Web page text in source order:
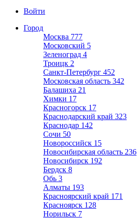
Войти
Город
Москва 777
Московский 5
Зеленоград 4
Троицк 2
Санкт-Петербург 452
Московская область 342
Балашиха 21
Химки 17
Красногорск 17
Краснодарский край 323
Краснодар 142
Сочи 50
Новороссийск 15
Новосибирская область 236
Новосибирск 192
Бердск 8
Обь 3
Алматы 193
Красноярский край 171
Красноярск 128
Норильск 7